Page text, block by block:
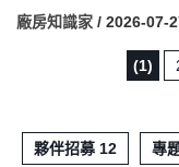
「是否需大跨度、天車
的結構清單。文章特別
登記合法性與銀行鑑價
RC 與鋼構較有利。企
廠房知識家 / 2026-07-
(1)
夥伴招募 12 專